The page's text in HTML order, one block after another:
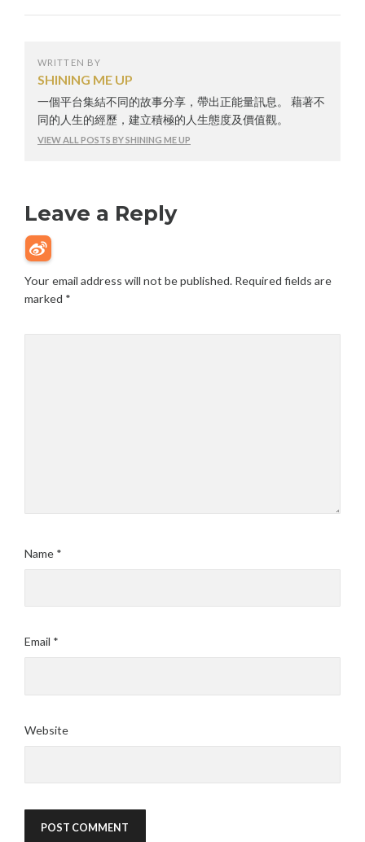
WRITTEN BY
SHINING ME UP
一個平台集結不同的故事分享，帶出正能量訊息。 藉著不
同的人生的經歷，建立積極的人生態度及價值觀。
VIEW ALL POSTS BY SHINING ME UP
Leave a Reply
Your email address will not be published. Required fields are
marked *
Name *
Email *
Website